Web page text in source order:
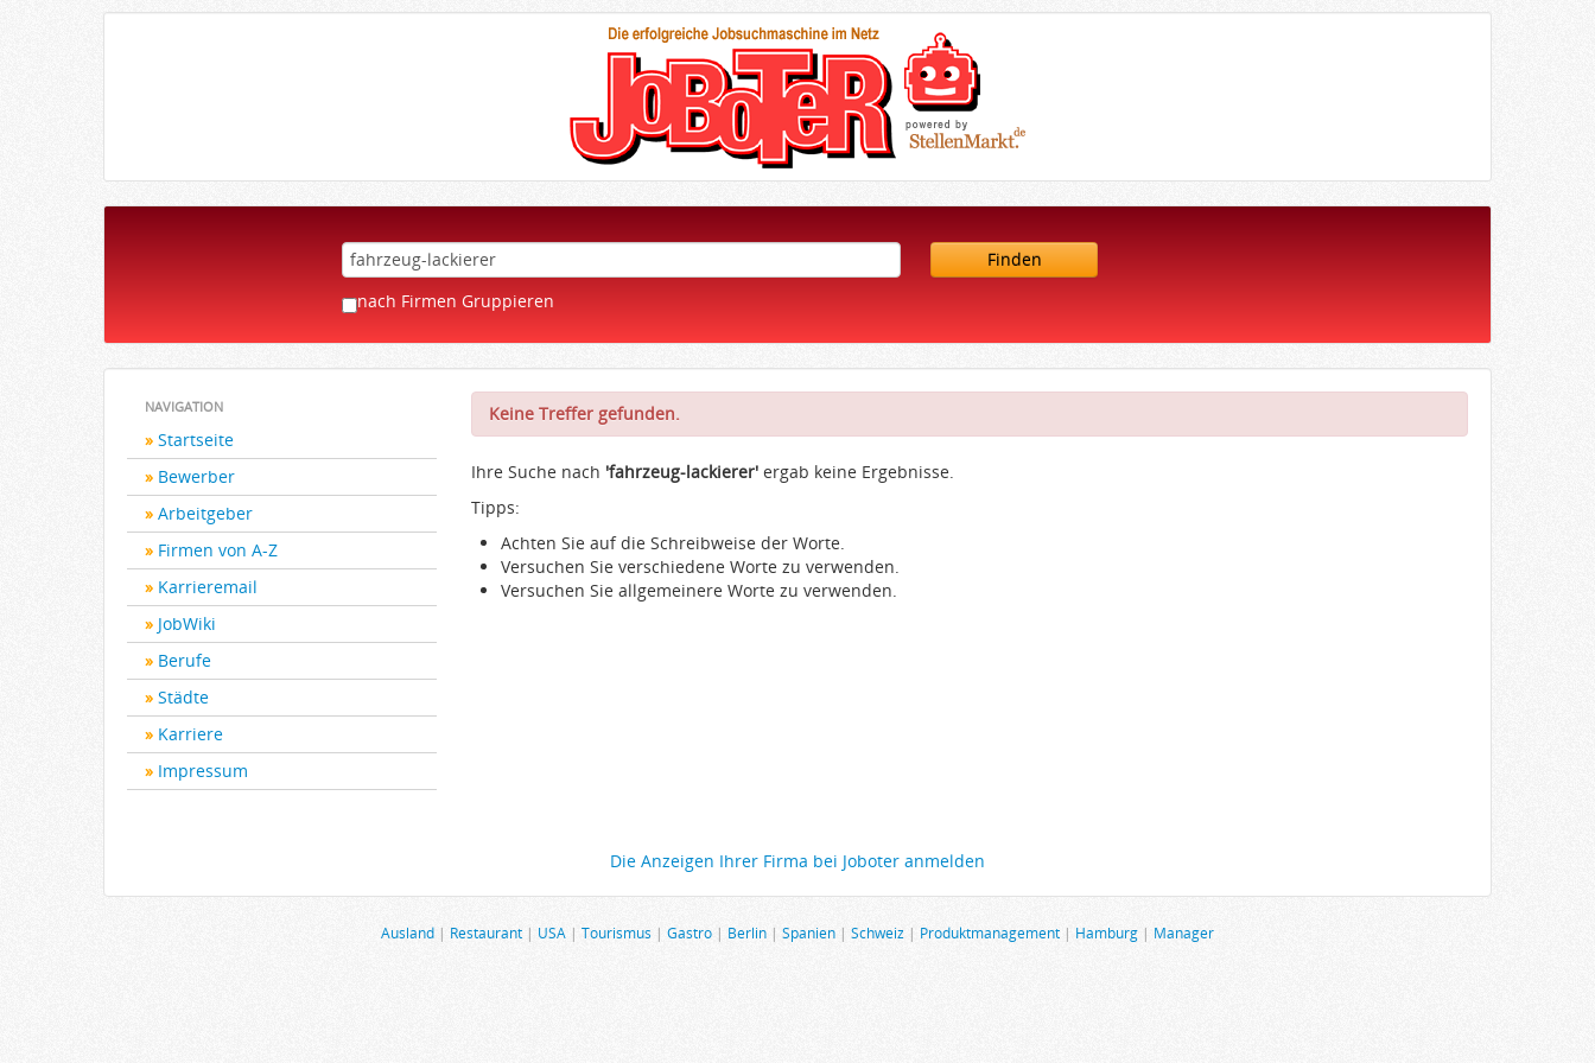
Finden
nach Firmen Gruppieren
NAVIGATION
Startseite
Bewerber
Arbeitgeber
Firmen von A-Z
Karrieremail
JobWiki
Berufe
Städte
Karriere
Impressum
Keine Treffer gefunden.
Ihre Suche nach 'fahrzeug-lackierer'ergab keine Ergebnisse.
Tipps:
Achten Sie auf die Schreibweise der Worte.
Versuchen Sie verschiedene Worte zu verwenden.
Versuchen Sie allgemeinere Worte zu verwenden.
Die Anzeigen Ihrer Firma bei Joboter anmelden
Ausland | Restaurant | USA | Tourismus | Gastro | Berlin | Spanien | Schweiz | Produktmanagement | Hamburg | Manager